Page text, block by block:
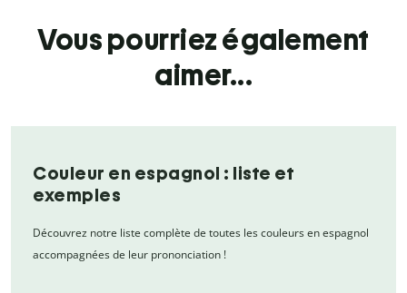
Vous pourriez également
aimer...
Couleur en espagnol : liste et
exemples
Découvrez notre liste complète de toutes les couleurs en espagnol
accompagnées de leur prononciation !